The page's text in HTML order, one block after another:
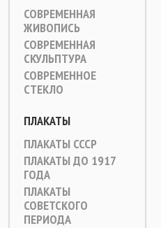
СОВРЕМЕННАЯ
ЖИВОПИСЬ
СОВРЕМЕННАЯ
СКУЛЬПТУРА
СОВРЕМЕННОЕ
СТЕКЛО
ПЛАКАТЫ
ПЛАКАТЫ СССР
ПЛАКАТЫ ДО 1917
ГОДА
ПЛАКАТЫ
СОВЕТСКОГО
ПЕРИОДА